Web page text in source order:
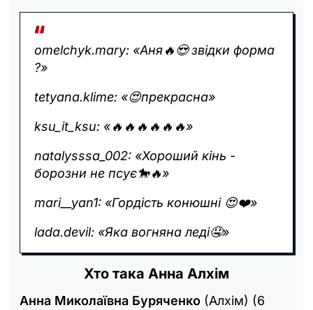
omelchyk.mary: «Аня🔥😍 звідки форма
?‎»
tetyana.klime: «‎😍прекрасна»
ksu_it_ksu: «🔥🔥🔥🔥🔥🔥‎»
natalysssa_002: «‎Хороший кінь -
борозни не псує🐎🔥»
mari__yan1: «‎Гордість конюшні 😍❤️»
lada.devil: «‎Яка вогняна леді🤤»
Хто така Анна Алхім
Анна Миколаївна Буряченко (Алхім) (6